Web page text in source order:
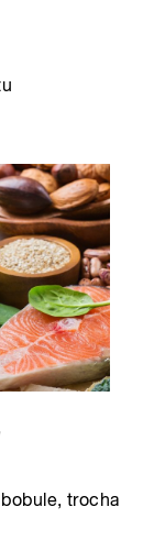
trocha